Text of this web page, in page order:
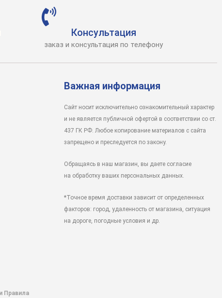
Консультация
заказ и консультация по телефону
Правила
Важная информация
Сайт носит исключительно ознакомительный характер
и не является публичной офертой в соответствии со ст.
437 ГК РФ. Любое копирование материалов с сайта
запрещено и преследуется по закону.
Обращаясь в наш магазин, вы даете согласие
на обработку ваших персональных данных.
*Точное время доставки зависит от определенных
факторов: город, удаленность от магазина, ситуация
на дороге, погодные условия и др.